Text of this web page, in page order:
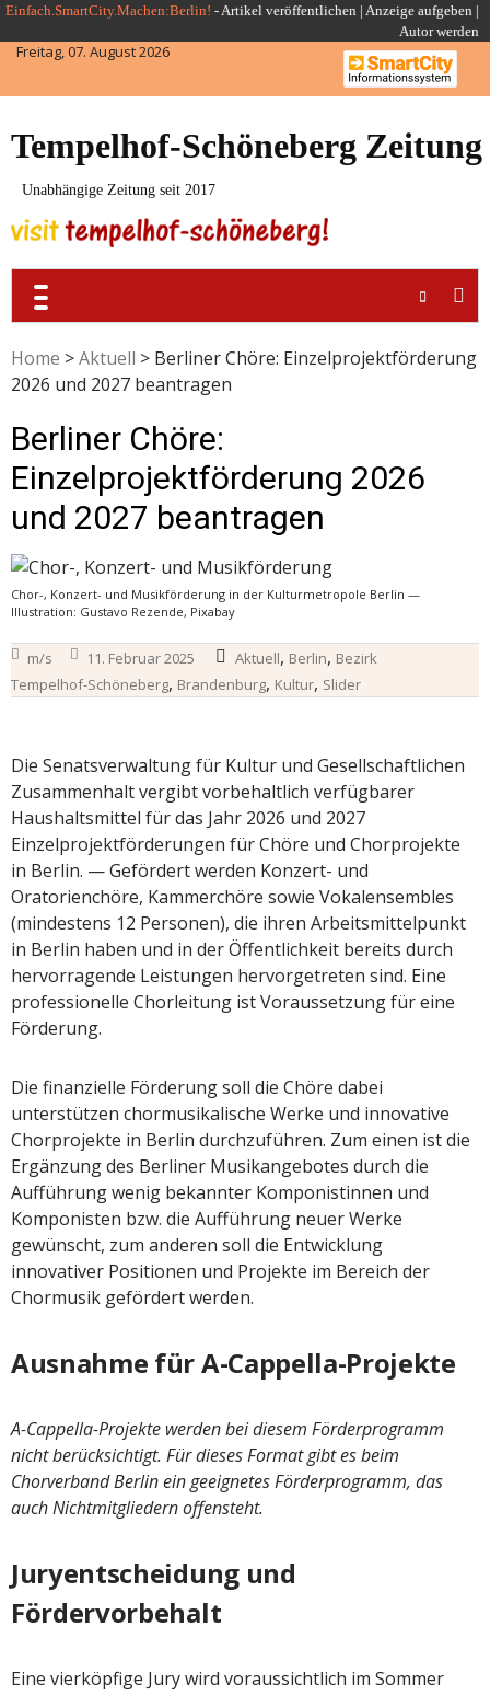
Skip
to
content
Einfach.SmartCity.Machen:Berlin! -Artikel veröffentlichen | Anzeige aufgeben |
Autor werden
Freitag, 07. August 2026
Tempelhof-Schöneberg Zeitung
Unabhängige Zeitung seit 2017
Home >Aktuell > Berliner Chöre: Einzelprojektförderung
2026 und 2027 beantragen
Berliner Chöre:
Einzelprojektförderung 2026
und 2027 beantragen
Chor-, Konzert- und Musikförderung in der Kulturmetropole Berlin —
Illustration: Gustavo Rezende, Pixabay
m/s 11. Februar 2025 Aktuell, Berlin, Bezirk
Tempelhof-Schöneberg, Brandenburg, Kultur, Slider
Die Senatsverwaltung für Kultur und Gesellschaftlichen
Zusammenhalt vergibt vorbehaltlich verfügbarer
Haushaltsmittel für das Jahr 2026 und 2027
Einzelprojektförderungen für Chöre und Chorprojekte
in Berlin. — Gefördert werden Konzert- und
Oratorienchöre, Kammerchöre sowie Vokalensembles
(mindestens 12 Personen), die ihren Arbeitsmittelpunkt
in Berlin haben und in der Öffentlichkeit bereits durch
hervorragende Leistungen hervorgetreten sind. Eine
professionelle Chorleitung ist Voraussetzung für eine
Förderung.
Die finanzielle Förderung soll die Chöre dabei
unterstützen chormusikalische Werke und innovative
Chorprojekte in Berlin durchzuführen. Zum einen ist die
Ergänzung des Berliner Musikangebotes durch die
Aufführung wenig bekannter Komponistinnen und
Komponisten bzw. die Aufführung neuer Werke
gewünscht, zum anderen soll die Entwicklung
innovativer Positionen und Projekte im Bereich der
Chormusik gefördert werden.
Ausnahme für A-Cappella-Projekte
A-Cappella-Projekte werden bei diesem Förderprogramm
nicht berücksichtigt. Für dieses Format gibt es beim
Chorverband Berlin ein geeignetes Förderprogramm, das
auch Nichtmitgliedern offensteht.
Juryentscheidung und
Fördervorbehalt
Eine vierköpfige Jury wird voraussichtlich im Sommer